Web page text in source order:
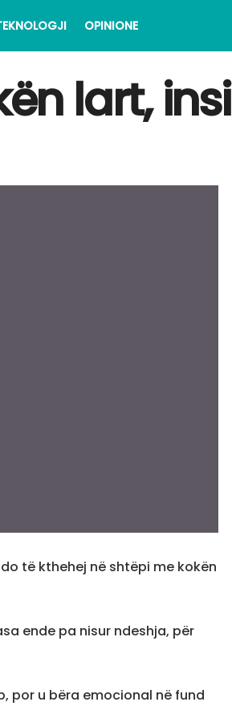
OPINIONE
lart,
të kthehej në shtëpi me kokën
ende pa nisur ndeshja, për
por u bëra emocional në fund